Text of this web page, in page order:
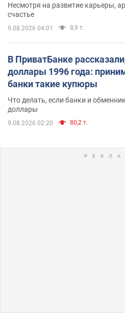
Несмотря на развитие карьеры,
счастье
9.08.2026 04:01 8,9 т.
В ПриватБанке
доллары 1996 года:
банки такие купюры
Что делать, если банки и
доллары
9.08.2026 02:20 80,2 т.